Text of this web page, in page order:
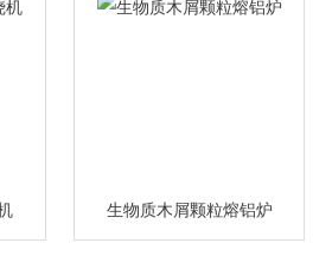
生物质木屑颗粒熔铝炉